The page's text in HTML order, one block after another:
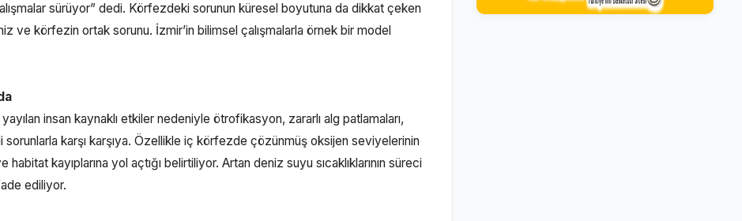
sürüyor” dedi. Körfezdeki sorunun küresel boyutuna da dikkat çeken
ve körfezin ortak sorunu. İzmir’in bilimsel çalışmalarla örnek bir model
insan kaynaklı etkiler nedeniyle ötrofikasyon, zararlı alg patlamaları,
karşı karşıya. Özellikle iç körfezde çözünmüş oksijen seviyelerinin
kayıplarına yol açtığı belirtiliyor. Artan deniz suyu sıcaklıklarının süreci
ediliyor.